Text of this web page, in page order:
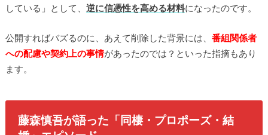
している」として、 逆に信憑性を高める材料になったのです。
公開すればバズるのに、あえて削除した背景には、 番組関係者
への配慮や契約上の事情があったのでは？といった指摘もあり
ます。
藤森慎吾が語った「同棲・プロポーズ・結